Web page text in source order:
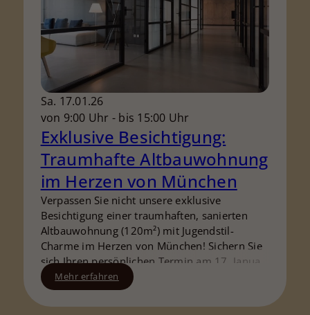
Sa. 17.01.26
von 9:00 Uhr - bis 15:00 Uhr
Exklusive Besichtigung:
Traumhafte Altbauwohnung
im Herzen von München
Verpassen Sie nicht unsere exklusive
Besichtigung einer traumhaften, sanierten
Altbauwohnung (120m²) mit Jugendstil-
Charme im Herzen von München! Sichern Sie
sich Ihren persönlichen Termin am 17. Januar
2026 und profitieren Sie von Beratung vor Ort
und Finanzierungsexpertise. Die Plätze sind
begrenzt – jetzt reservieren!
Mehr erfahren